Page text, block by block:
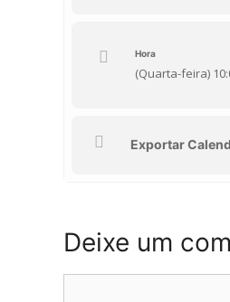
Hora
(Quarta-feira)
Exportar
Deixe um